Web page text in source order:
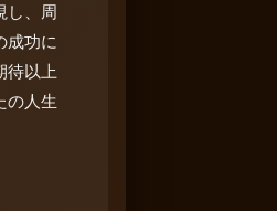
し、周
成功に
待以上
の人生